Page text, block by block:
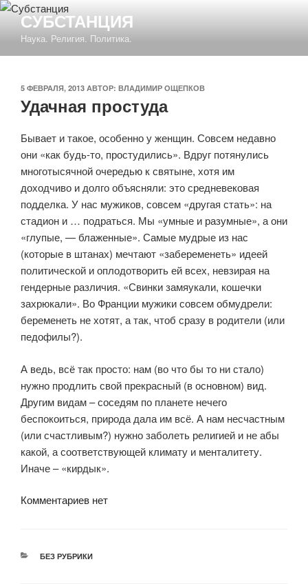
Перейти
содержимому
СУБСТАНЦИЯ
Наука. Религия. Политика.
ОПУБЛИКОВАНО
5 ФЕВРАЛЯ, 2013 АВТОР: ВЛАДИМИР ОЩЕПКОВ
Удачная простуда
Бывает и такое, особенно у женщин. Совсем недавно
они «как будь-то, простудились». Вдруг потянулись
многотысячной очередью к святыне, хотя им
доходчиво и долго объясняли: это средневековая
подделка. У нас мужиков, совсем «другая стать»: на
стадион и … подраться. Мы «умные и разумные», а они
«глупые, — блаженные». Самые мудрые из нас
(которые в штанах) мечтают «забеременеть» идеей
политической и оплодотворить ей всех, невзирая на
гендерные различия. «Свинки замяукали, кошечки
захрюкали». Во Франции мужики совсем обмудрели:
беременеть не хотят, а так, чтоб сразу в родители (или
педофилы?).
А ведь, всё так просто: нам (во что бы то ни стало)
нужно продлить свой прекрасный (в основном) вид.
Другим видам – соседям по планете нечего
беспокоиться, природа дала им всё. А нам несчастным
(или счастливым?) нужно заболеть религией и не абы
какой, а соответствующей климату и менталитету.
Иначе – «кирдык».
Комментариев нет
РУБРИКИ
БЕЗ РУБРИКИ